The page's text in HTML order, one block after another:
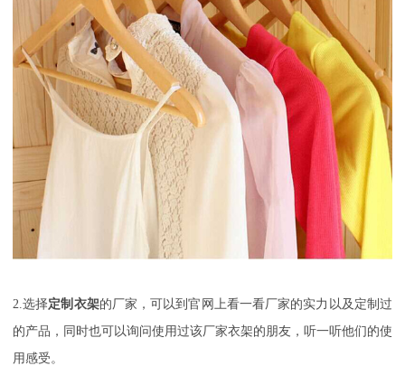
2. 选择定制衣架的厂家，可以到官网上看一看厂家的实力以及定制过
的产品，同时也可以询问使用过该厂家衣架的朋友，听一听他们的使
用感受。